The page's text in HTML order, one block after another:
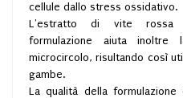
cellule dallo stress ossidativo.
L'estratto di vite rossa
formulazione aiuta inoltre
microcircolo, risultando così
gambe.
La qualità della